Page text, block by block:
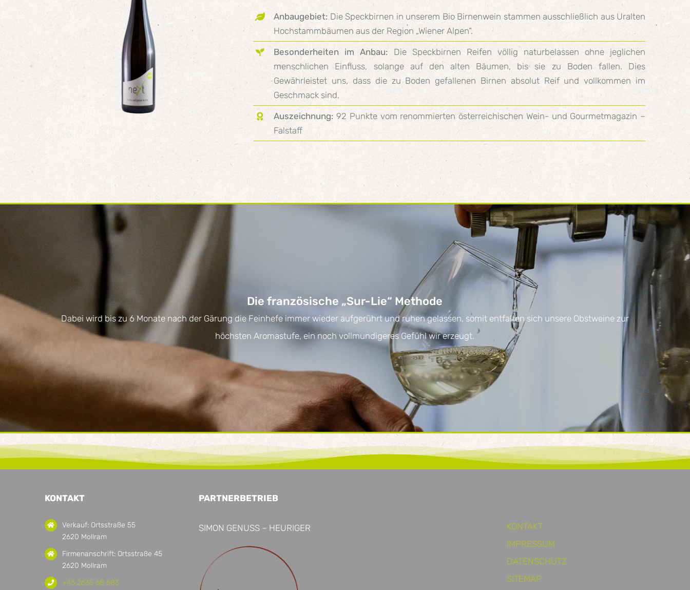
Anbaugebiet: Die Speckbirnen in unserem Bio Birnenwein stammen ausschließlich aus Uralten
Hochstammbäumen aus der Region „Wiener Alpen“.
Besonderheiten im Anbau: Die Speckbirnen Reifen völlig naturbelassen ohne jeglichen
menschlichen Einfluss, solange auf den alten Bäumen, bis sie zu Boden fallen. Dies
Gewährleistet uns, dass die zu Boden gefallenen Birnen absolut Reif und vollkommen im
Geschmack sind.
Auszeichnung: 92 Punkte vom renommierten österreichischen Wein- und Gourmetmagazin –
Falstaff
Die französische „Sur-Lie“ Methode
Dabei wird bis zu 6 Monate nach der Gärung die Feinhefe immer wieder aufgerührt und ruhen gelassen, somit entfalten sich unsere Obstweine zur
höchsten Aromastufe, ein noch vollmundigeres Gefühl wir erzeugt.
KONTAKT
Verkauf: Ortsstraße 55
2620 Mollram
Firmenanschrift: Ortsstraße 45
2620 Mollram
+43 2635 68 583
PARTNERBETRIEB
SIMON GENUSS – HEURIGER
KONTAKT
IMPRESSUM
DATENSCHUTZ
SITEMAP